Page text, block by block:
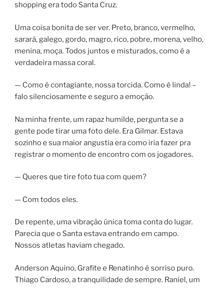
shopping era todo Santa Cruz.
Uma coisa bonita de ser ver. Preto, branco, vermelho,
sarará, galego, gordo, magro, rico, pobre, morena, velho,
menina, moça. Todos juntos e misturados, como é a
verdadeira massa coral.
— Como é contagiante, nossa torcida. Como é linda! –
falo silenciosamente e seguro a emoção.
Na minha frente, um rapaz humilde, pergunta se a
gente pode tirar uma foto dele. Era Gilmar. Estava
sozinho e sua maior angustia era como iria fazer pra
registrar o momento de encontro com os jogadores.
— Queres que tire foto tua com quem?
— Com todos eles.
De repente, uma vibração única toma conta do lugar.
Parecia que o Santa estava entrando em campo.
Nossos atletas haviam chegado.
Anderson Aquino, Grafite e Renatinho é sorriso puro.
Thiago Cardoso, a tranquilidade de sempre. Raniel, um